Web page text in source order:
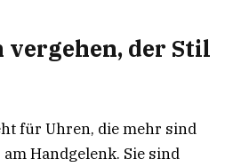
vergehen, der Stil
für Uhren, die mehr sind
Handgelenk. Sie sind